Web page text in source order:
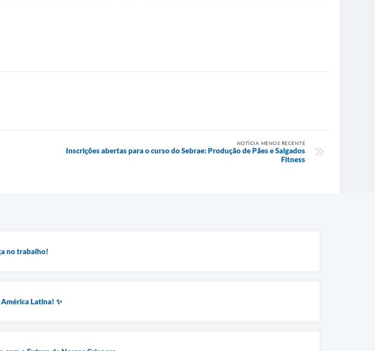
NOTÍCIA MENOS RECENTE
Inscrições abertas para o curso do Sebrae: Produção de Pães e Salgados
Fitness
no trabalho!
Latina! ✨